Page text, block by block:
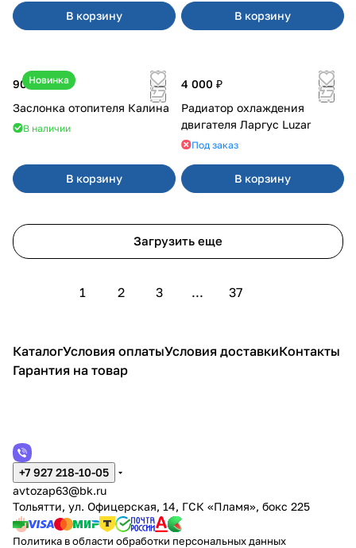
В корзину В корзину
Новинка
900 ₽
Заслонка отопителя Калина
В наличии
В корзину
4 000 ₽
Радиатор охлаждения
двигателя Ларгус Luzar
Под заказ
В корзину
Загрузить еще
1 2 3 ... 37
КаталогУсловия оплатыУсловия доставкиКонтакты
Гарантия на товар
+7 927 218-10-05
avtozap63@bk.ru
Тольятти, ул. Офицерская, 14, ГСК «Пламя», бокс 225
Политика в области обработки персональных данных